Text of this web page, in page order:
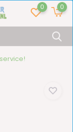
0 0